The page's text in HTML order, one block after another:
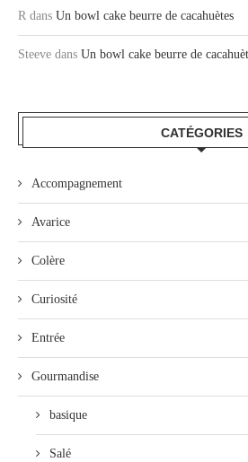
R dans Un bowl cake beurre de cacahuètes
Steeve dans Un bowl cake beurre de
CATÉGORIES
Accompagnement
Avarice
Colère
Curiosité
Entrée
Gourmandise
basique
Salé